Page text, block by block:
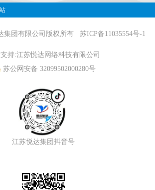
集团有限公司版权所有 苏ICP备11035554号-1
持:江苏悦达网络科技有限公司
苏公网安备 32099502000280号
江苏悦达集团抖音号